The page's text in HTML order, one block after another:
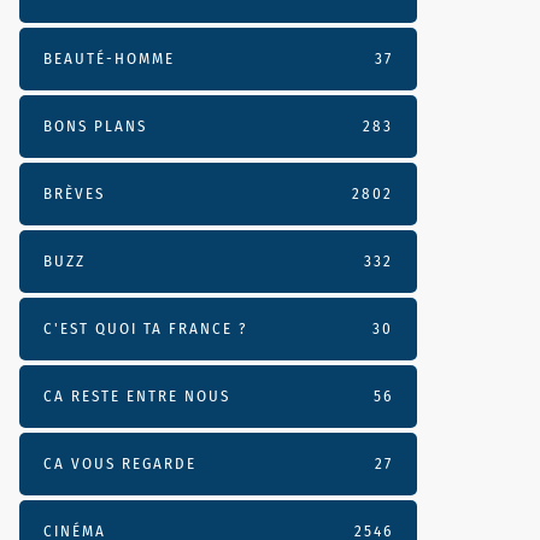
BEAUTÉ-HOMME 37
BONS PLANS 283
BRÈVES 2802
BUZZ 332
C'EST QUOI TA FRANCE ? 30
CA RESTE ENTRE NOUS 56
CA VOUS REGARDE 27
CINÉMA 2546